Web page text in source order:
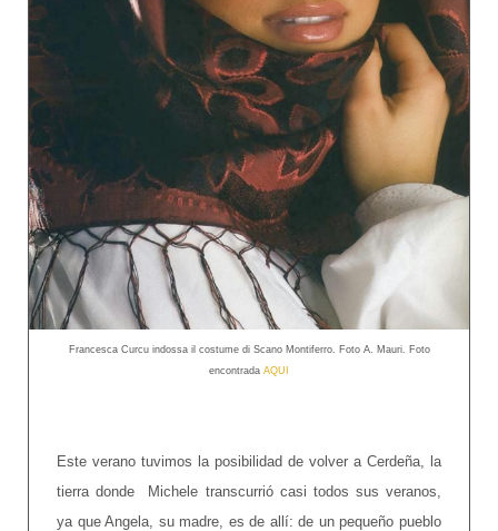
Francesca Curcu indossa il costume di Scano Montiferro. Foto A. Mauri. Foto
encontrada AQUI
Este verano tuvimos la posibilidad de volver a Cerdeña, la
tierra donde Michele transcurrió casi todos sus veranos,
ya que Angela, su madre, es de allí: de un pequeño pueblo